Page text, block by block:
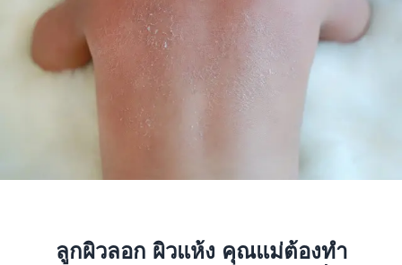
ลูกผิวลอก ผิวแห้ง คุณแม่ต้องทำ